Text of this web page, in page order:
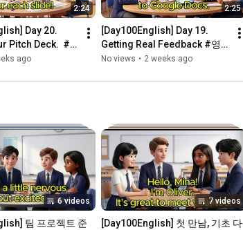
2:24
Day 20.
Pitch Deck.  #
제교류 #팀프로
ago
2:25
[Day100English] Day 19.
Getting Real Feedback #영
어회화 #국제교류 #팀프로젝
화
No views • 2 weeks ago
6 videos
팀 프로젝트 준
7 videos
[Day100English] 첫 만남, 기초 다